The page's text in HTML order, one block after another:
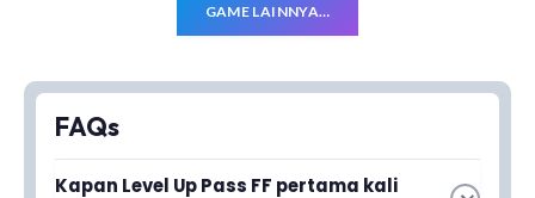
GAME LAINNYA…
FAQs
Kapan Level Up Pass FF pertama kali